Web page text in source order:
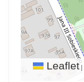
Leaflet |